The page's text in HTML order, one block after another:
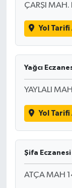
ÇARŞI MAH.
Yol Tarifi
Yağcı
YAYLALI
Yol Tarifi
Şifa Eczanesi
ATÇA MAH